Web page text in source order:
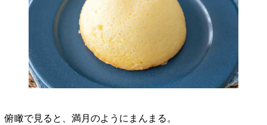
俯瞰で見ると、満月のようにまんまる。